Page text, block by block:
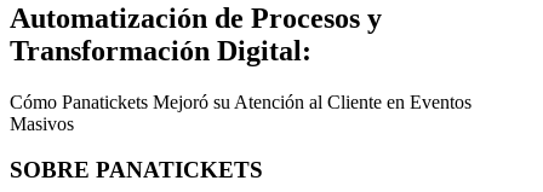
Automatización de Procesos y
Transformación Digital:
Cómo Panatickets Mejoró su Atención al Cliente en Eventos
Masivos
SOBRE PANATICKETS